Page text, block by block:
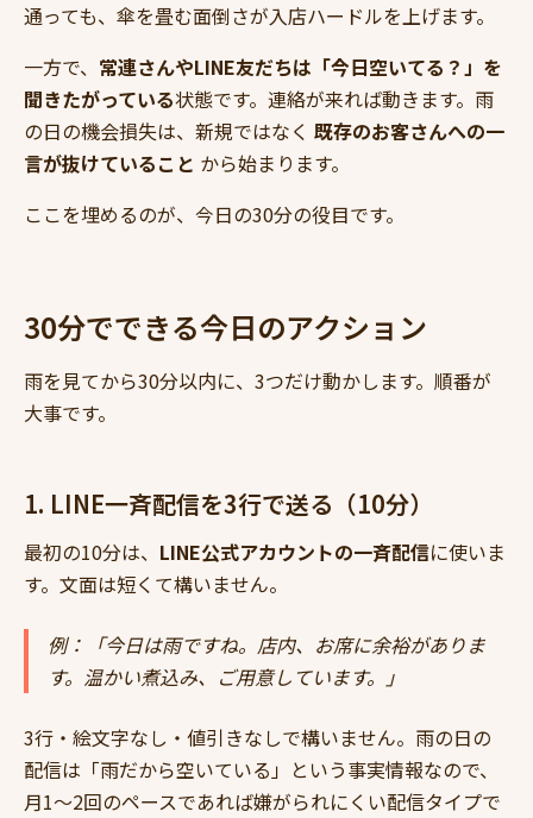
通っても、傘を畳む面倒さが入店ハードルを上げます。
一方で、 常連さんやLINE友だちは「今日空いてる？」を
聞きたがっている状態です。連絡が来れば動きます。雨
の日の機会損失は、新規ではなく 既存のお客さんへの一
言が抜けていること から始まります。
ここを埋めるのが、今日の30分の役目です。
30分でできる今日のアクション
雨を見てから30分以内に、3つだけ動かします。順番が
大事です。
1. LINE一斉配信を3行で送る（10分）
最初の10分は、 LINE公式アカウントの一斉配信に使いま
す。文面は短くて構いません。
例：「今日は雨ですね。店内、お席に余裕がありま
す。温かい煮込み、ご用意しています。」
3行・絵文字なし・値引きなしで構いません。雨の日の
配信は「雨だから空いている」という事実情報なので、
月1〜2回のペースであれば嫌がられにくい配信タイプで